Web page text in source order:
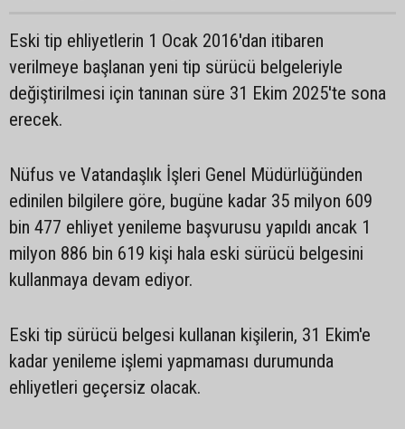
Eski tip ehliyetlerin 1 Ocak 2016'dan itibaren
verilmeye başlanan yeni tip sürücü belgeleriyle
değiştirilmesi için tanınan süre 31 Ekim 2025'te sona
erecek.
Nüfus ve Vatandaşlık İşleri Genel Müdürlüğünden
edinilen bilgilere göre, bugüne kadar 35 milyon 609
bin 477 ehliyet yenileme başvurusu yapıldı ancak 1
milyon 886 bin 619 kişi hala eski sürücü belgesini
kullanmaya devam ediyor.
Eski tip sürücü belgesi kullanan kişilerin, 31 Ekim'e
kadar yenileme işlemi yapmaması durumunda
ehliyetleri geçersiz olacak.